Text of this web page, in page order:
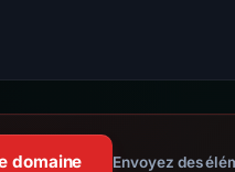
domaine Envoyez des